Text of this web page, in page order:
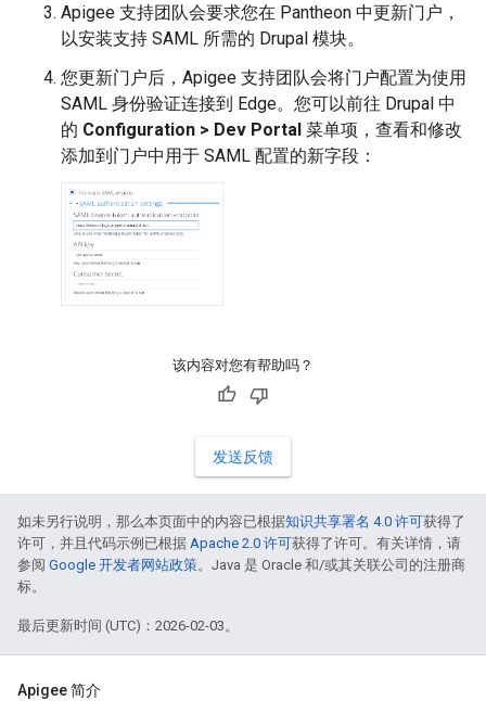
Apigee 支持团队会要求您在 Pantheon 中更新门户，
以安装支持 SAML 所需的 Drupal 模块。
您更新门户后，Apigee 支持团队会将门户配置为使用
SAML 身份验证连接到 Edge。您可以前往 Drupal 中
的 Configuration > Dev Portal 菜单项，查看和修改
添加到门户中用于 SAML 配置的新字段：
该内容对您有帮助吗？
发送反馈
如未另行说明，那么本页面中的内容已根据知识共享署名 4.0 许可获得了
许可，并且代码示例已根据 Apache 2.0 许可获得了许可。有关详情，请
参阅 Google 开发者网站政策。Java 是 Oracle 和/或其关联公司的注册商
标。
最后更新时间 (UTC)：2026-02-03。
Apigee 简介